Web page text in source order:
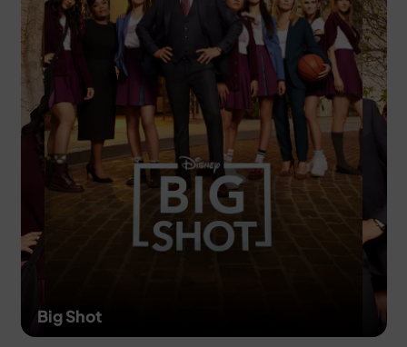
DEALS
MEIN HQ
50
Big Shot